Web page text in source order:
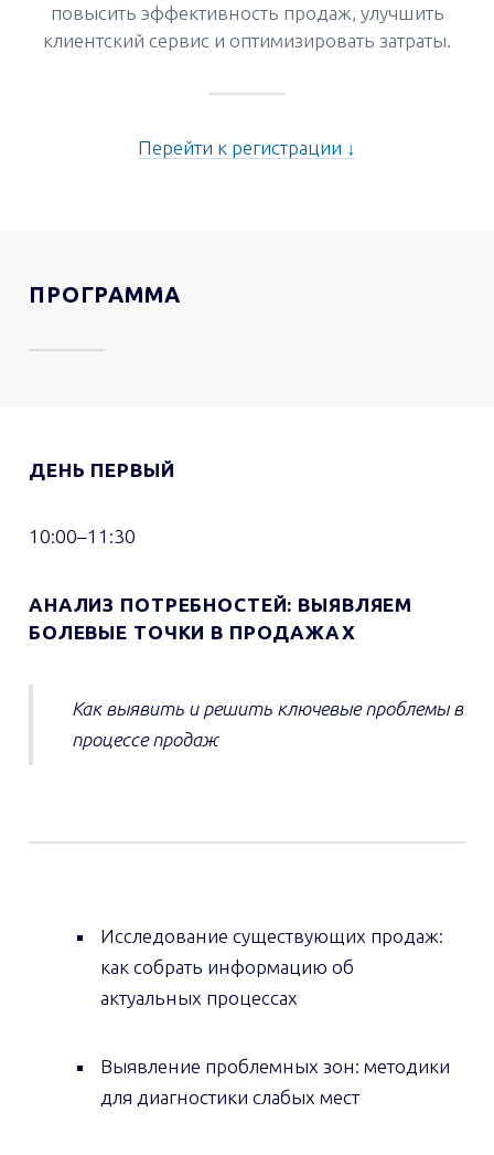
повысить эффективность продаж, улучшить
клиентский сервис и оптимизировать затраты.
Перейти к регистрации ↓
ПРОГРАММА
ДЕНЬ ПЕРВЫЙ
10:00–11:30
АНАЛИЗ ПОТРЕБНОСТЕЙ: ВЫЯВЛЯЕМ
БОЛЕВЫЕ ТОЧКИ В ПРОДАЖАХ
Как выявить и решить ключевые проблемы в
процессе продаж
Исследование существующих продаж:
как собрать информацию об
актуальных процессах
Выявление проблемных зон: методики
для диагностики слабых мест